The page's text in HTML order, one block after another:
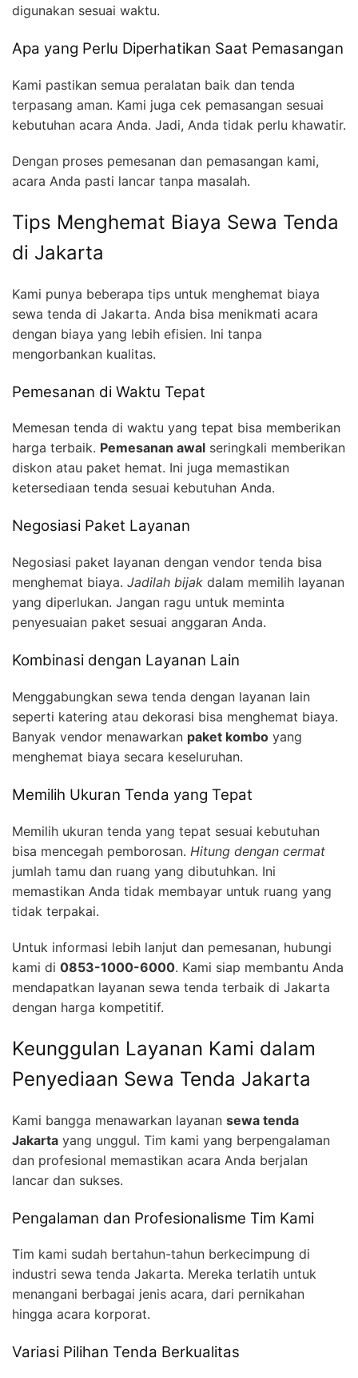
digunakan sesuai waktu.
Apa yang Perlu Diperhatikan Saat Pemasangan
Kami pastikan semua peralatan baik dan tenda
terpasang aman. Kami juga cek pemasangan sesuai
kebutuhan acara Anda. Jadi, Anda tidak perlu khawatir.
Dengan proses pemesanan dan pemasangan kami,
acara Anda pasti lancar tanpa masalah.
Tips Menghemat Biaya Sewa Tenda
di Jakarta
Kami punya beberapa tips untuk menghemat biaya
sewa tenda di Jakarta. Anda bisa menikmati acara
dengan biaya yang lebih efisien. Ini tanpa
mengorbankan kualitas.
Pemesanan di Waktu Tepat
Memesan tenda di waktu yang tepat bisa memberikan
harga terbaik. Pemesanan awal seringkali memberikan
diskon atau paket hemat. Ini juga memastikan
ketersediaan tenda sesuai kebutuhan Anda.
Negosiasi Paket Layanan
Negosiasi paket layanan dengan vendor tenda bisa
menghemat biaya. Jadilah bijak dalam memilih layanan
yang diperlukan. Jangan ragu untuk meminta
penyesuaian paket sesuai anggaran Anda.
Kombinasi dengan Layanan Lain
Menggabungkan sewa tenda dengan layanan lain
seperti katering atau dekorasi bisa menghemat biaya.
Banyak vendor menawarkan paket kombo yang
menghemat biaya secara keseluruhan.
Memilih Ukuran Tenda yang Tepat
Memilih ukuran tenda yang tepat sesuai kebutuhan
bisa mencegah pemborosan. Hitung dengan cermat
jumlah tamu dan ruang yang dibutuhkan. Ini
memastikan Anda tidak membayar untuk ruang yang
tidak terpakai.
Untuk informasi lebih lanjut dan pemesanan, hubungi
kami di 0853-1000-6000. Kami siap membantu Anda
mendapatkan layanan sewa tenda terbaik di Jakarta
dengan harga kompetitif.
Keunggulan Layanan Kami dalam
Penyediaan Sewa Tenda Jakarta
Kami bangga menawarkan layanan sewa tenda
Jakarta yang unggul. Tim kami yang berpengalaman
dan profesional memastikan acara Anda berjalan
lancar dan sukses.
Pengalaman dan Profesionalisme Tim Kami
Tim kami sudah bertahun-tahun berkecimpung di
industri sewa tenda Jakarta. Mereka terlatih untuk
menangani berbagai jenis acara, dari pernikahan
hingga acara korporat.
Variasi Pilihan Tenda Berkualitas